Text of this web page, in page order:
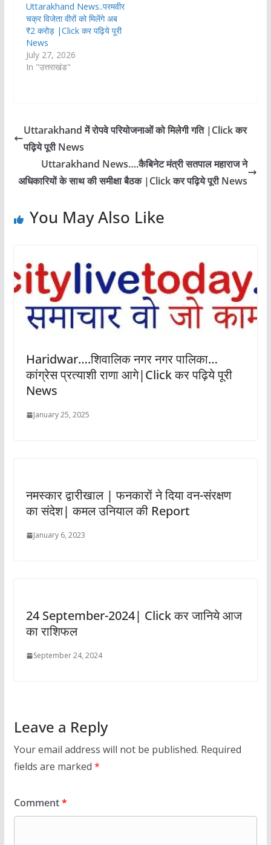
Uttarakhand News..परमवीर
चक्र विजेता वीरों को मिलेंगे अब
₹2 करोड़ |Click कर पढ़िये पूरी
News
July 27, 2026
In "उत्तराखंड"
Uttarakhand में रोपवे परियोजनाओं को मिलेगी गति |Click कर
पढ़िये पूरी News
Uttarakhand News….कैबिनेट मंत्री सतपाल महाराज ने
अधिकारियों के साथ की समीक्षा बैठक |Click कर पढ़िये पूरी News
You May Also Like
Haridwar….शिवालिक नगर नगर पालिका…
कांग्रेस प्रत्याशी राणा आगे|Click कर पढ़िये पूरी
News
January 25, 2025
नमस्कार द्वारीखाल | फनकारों ने दिया वन-संरक्षण
का संदेश| कमल उनियाल की Report
January 6, 2023
24 September-2024| Click कर जानिये आज
का राशिफल
September 24, 2024
Leave a Reply
Your email address will not be published. Required
fields are marked *
Comment*